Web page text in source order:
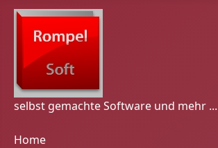
selbst gemachte Software und mehr ...
Home